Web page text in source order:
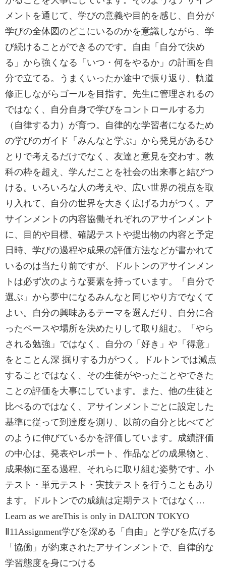
メントを通じて、学びの意義や目的を感じ、自分が
学びの全体図のどこにいるのかを意識しながら、学
び続けることができるのです。自由「自分で決め
る」から強くなる「いつ・何をやるか」の計画を自
分で立てる。うまくいったか途中で振り返り、軌道
修正しながらゴールを目指す。先生に管理されるの
ではなく、自分自身で学びをコントロールする力
（自律する力）が育つ。自律的な学習者になるため
の学びのガイド「みんなと学ぶ」から発見があるひ
とりで考えるだけでなく、友達と意見を交わす。教
科の枠を超え、学んだことを社会の出来事と結びつ
ける。いろいろな人の考えや、広い世界の視点を取
り入れて、自分の世界を大きく広げる力がつく。ア
サインメントの内容協働それぞれのアサインメント
に、目的や目標、確認テストや提出物の内容と予定
日時、学びの過程や成果の評価方法などが書かれて
いるのは当たり前ですが、ドルトンのアサインメン
トは必ず次のような要素を持っています。「自分で
選ぶ」から夢中になるみんなと同じやり方でなくて
よい。自分の興味あるテーマを選んだり、自分に合
ったペースや場所を決めたりして取り組む。「やら
される勉強」ではなく、自分の「好き」や「得意」
をとことん深 掘りする力がつく。ドルトンでは減点
することではなく、その生徒がやったことやできた
ことの評価を大事にしています。また、他の生徒と
比べるのではなく、アサインメントごとに設定した
基準に従って到達度を測り、以前の自分と比べてど
のように伸びているかを評価しています。成績評価
の中心は、発表やレポート、作品などの成果物と、
成果物に至る過程、それらに取り組む姿勢です。小
テスト・単元テスト・実技テストを行うこともあり
ます。ドルトンでの成績は定期テストではなく…
Learn as we areThis is only in DALTON TOKYO
Ⅱ11Assignment学びを深める「自由」と学びを広げる
「協働」が約束されたアサインメントで、自律的な
学習態度を身につける